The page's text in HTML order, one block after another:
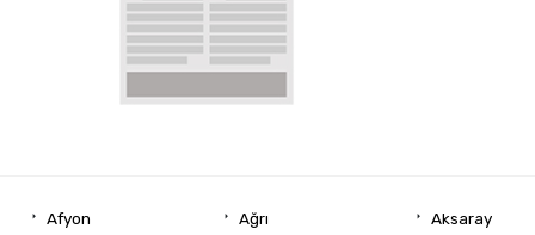
Afyon Ağrı Aksaray